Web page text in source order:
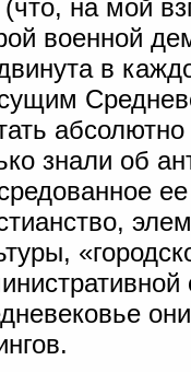
на мой
военной
в
знали об